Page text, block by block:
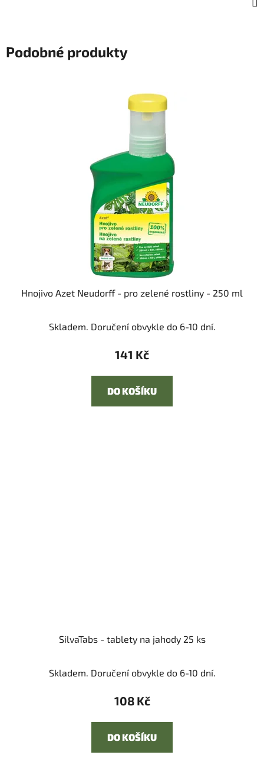
Podobné produkty
Hnojivo Azet Neudorff - pro zelené rostliny - 250 ml
Skladem. Doručení obvykle do 6-10 dní.
141 Kč
DO KOŠÍKU
SilvaTabs - tablety na jahody 25 ks
Skladem. Doručení obvykle do 6-10 dní.
108 Kč
DO KOŠÍKU